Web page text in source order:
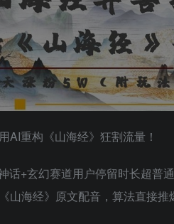
AI重构《山海经》狂割流量！
话+玄幻赛道用户停留时长超普
山海经》原文配音，算法直接推